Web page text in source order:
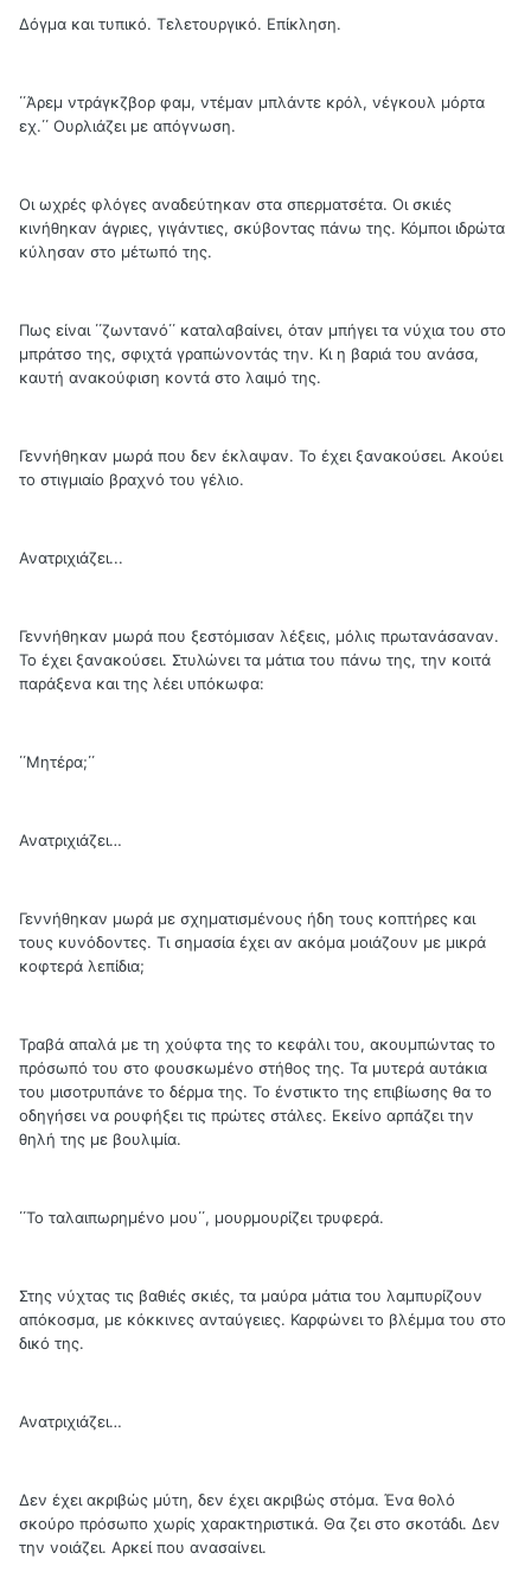
Δόγμα και τυπικό. Τελετουργικό. Επίκληση.
΄΄Άρεμ ντράγκζβορ φαμ, ντέμαν μπλάντε κρόλ, νέγκουλ μόρτα
εχ.΄΄ Ουρλιάζει με απόγνωση.
Οι ωχρές φλόγες αναδεύτηκαν στα σπερματσέτα. Οι σκιές
κινήθηκαν άγριες, γιγάντιες, σκύβοντας πάνω της. Κόμποι ιδρώτα
κύλησαν στο μέτωπό της.
Πως είναι ΄΄ζωντανό΄΄ καταλαβαίνει, όταν μπήγει τα νύχια του στο
μπράτσο της, σφιχτά γραπώνοντάς την. Κι η βαριά του ανάσα,
καυτή ανακούφιση κοντά στο λαιμό της.
Γεννήθηκαν μωρά που δεν έκλαψαν. Το έχει ξανακούσει. Ακούει
το στιγμιαίο βραχνό του γέλιο.
Ανατριχιάζει...
Γεννήθηκαν μωρά που ξεστόμισαν λέξεις, μόλις πρωτανάσαναν.
Το έχει ξανακούσει. Στυλώνει τα μάτια του πάνω της, την κοιτά
παράξενα και της λέει υπόκωφα:
΄΄Μητέρα;΄΄
Ανατριχιάζει…
Γεννήθηκαν μωρά με σχηματισμένους ήδη τους κοπτήρες και
τους κυνόδοντες. Τι σημασία έχει αν ακόμα μοιάζουν με μικρά
κοφτερά λεπίδια;
Τραβά απαλά με τη χούφτα της το κεφάλι του, ακουμπώντας το
πρόσωπό του στο φουσκωμένο στήθος της. Τα μυτερά αυτάκια
του μισοτρυπάνε το δέρμα της. Το ένστικτο της επιβίωσης θα το
οδηγήσει να ρουφήξει τις πρώτες στάλες. Εκείνο αρπάζει την
θηλή της με βουλιμία.
΄΄Το ταλαιπωρημένο μου΄΄, μουρμουρίζει τρυφερά.
Στης νύχτας τις βαθιές σκιές, τα μαύρα μάτια του λαμπυρίζουν
απόκοσμα, με κόκκινες ανταύγειες. Καρφώνει το βλέμμα του στο
δικό της.
Ανατριχιάζει…
Δεν έχει ακριβώς μύτη, δεν έχει ακριβώς στόμα. Ένα θολό
σκούρο πρόσωπο χωρίς χαρακτηριστικά. Θα ζει στο σκοτάδι. Δεν
την νοιάζει. Αρκεί που ανασαίνει.